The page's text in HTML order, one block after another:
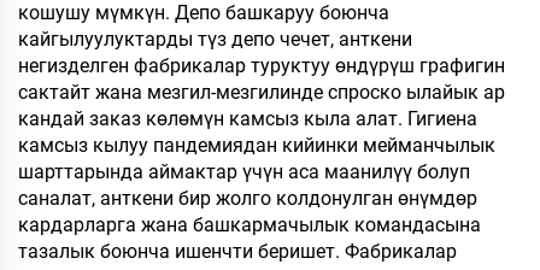
кошушу мүмкүн. Депо башкаруу боюнча
кайгылуулуктарды түз депо чечет, анткени
негизделген фабрикалар туруктуу өндүрүш графигин
сактайт жана мезгил-мезгилинде спроско ылайык ар
кандай заказ көлөмүн камсыз кыла алат. Гигиена
камсыз кылуу пандемиядан кийинки мейманчылык
шарттарында аймактар үчүн аса маанилүү болуп
саналат, анткени бир жолго колдонулган өнүмдөр
кардарларга жана башкармачылык командасына
тазалык боюнча ишенчти беришет. Фабрикалар